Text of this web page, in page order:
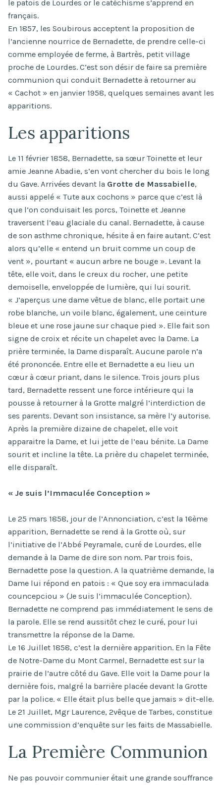
le patois de Lourdes or le catéchisme s’apprend en
français.
En 1857, les Soubirous acceptent la proposition de
l’ancienne nourrice de Bernadette, de prendre celle-ci
comme employée de ferme, à Bartrès, petit village
proche de Lourdes. C’est son désir de faire sa première
communion qui conduit Bernadette à retourner au
« Cachot » en janvier 1958, quelques semaines avant les
apparitions.
Les apparitions
Le 11 février 1858, Bernadette, sa sœur Toinette et leur
amie Jeanne Abadie, s’en vont chercher du bois le long
du Gave. Arrivées devant la Grotte de Massabielle,
aussi appelé « Tute aux cochons » parce que c’est là
que l’on conduisait les porcs, Toinette et Jeanne
traversent l’eau glaciale du canal. Bernadette, à cause
de son asthme chronique, hésite à en faire autant. C’est
alors qu’elle « entend un bruit comme un coup de
vent », pourtant « aucun arbre ne bouge ». Levant la
tête, elle voit, dans le creux du rocher, une petite
demoiselle, enveloppée de lumière, qui lui sourit.
« J’aperçus une dame vêtue de blanc, elle portait une
robe blanche, un voile blanc, également, une ceinture
bleue et une rose jaune sur chaque pied ». Elle fait son
signe de croix et récite un chapelet avec la Dame. La
prière terminée, la Dame disparaît. Aucune parole n’a
été prononcée. Entre elle et Bernadette a eu lieu un
cœur à cœur priant, dans le silence. Trois jours plus
tard, Bernadette ressent une force intérieure qui la
pousse à retourner à la Grotte malgré l’interdiction de
ses parents. Devant son insistance, sa mère l’y autorise.
Après la première dizaine de chapelet, elle voit
apparaitre la Dame, et lui jette de l’eau bénite. La Dame
sourit et incline la tête. La prière du chapelet terminée,
elle disparaît.
« Je suis l’Immaculée Conception »
Le 25 mars 1858, jour de l’Annonciation, c’est la 16ème
apparition, Bernadette se rend à la Grotte où, sur
l’initiative de l’Abbé Peyramale, curé de Lourdes, elle
demande à la Dame de dire son nom. Par trois fois,
Bernadette pose la question. A la quatrième demande, la
Dame lui répond en patois : « Que soy era immaculada
councepciou » (Je suis l’immaculée Conception).
Bernadette ne comprend pas immédiatement le sens de
la parole. Elle se rend aussitôt chez le curé, pour lui
transmettre la réponse de la Dame.
Le 16 Juillet 1858, c’est la dernière apparition. En la Fête
de Notre-Dame du Mont Carmel, Bernadette est sur la
prairie de l’autre côté du Gave. Elle voit la Dame pour la
dernière fois, malgré la barrière placée devant la Grotte
par la police. « Elle était plus belle que jamais » dit-elle.
Le 21 Juillet, Mgr Laurence, 2vêque de Tarbes, constitue
une commission d’enquête sur les faits de Massabielle.
La Première Communion
Ne pas pouvoir communier était une grande souffrance